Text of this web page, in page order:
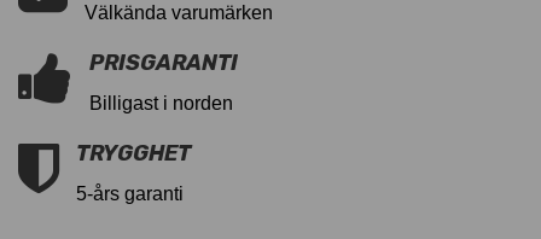
Välkända varumärken
PRISGARANTI
Billigast i norden
TRYGGHET
5-års garanti